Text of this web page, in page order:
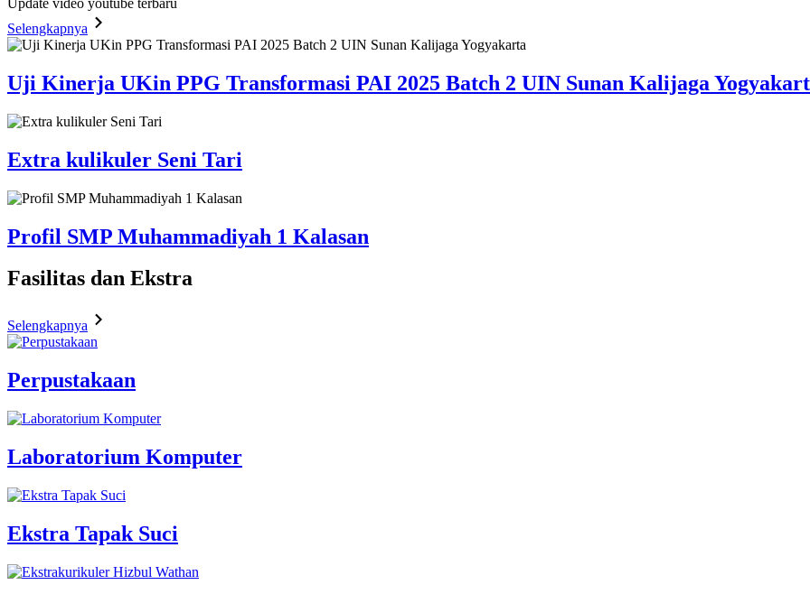
Update video youtube terbaru
Selengkapnya
Uji Kinerja UKin PPG Transformasi PAI 2025 Batch 2 UIN Sunan Kalijaga
Extra kulikuler Seni Tari
Profil SMP Muhammadiyah 1 Kalasan
Fasilitas dan Ekstra
Selengkapnya
Perpustakaan
Laboratorium Komputer
Ekstra Tapak Suci